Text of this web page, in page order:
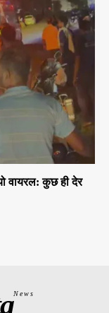
वायरल: कुछ ही देर
News